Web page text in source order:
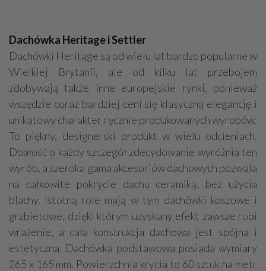
Dachówka Heritage i Settler
Dachówki Heritage są od wielu lat bardzo popularne w
Wielkiej Brytanii, ale od kilku lat przebojem
zdobywają także inne europejskie rynki, ponieważ
wszędzie coraz bardziej ceni się klasyczną elegancję i
unikatowy charakter ręcznie produkowanych wyrobów.
To piękny, designerski produkt w wielu odcieniach.
Dbałość o każdy szczegół zdecydowanie wyróżnia ten
wyrób, a szeroka gama akcesoriów dachowych pozwala
na całkowite pokrycie dachu ceramiką, bez użycia
blachy. Istotną role mają w tym dachówki koszowe i
grzbietowe, dzięki którym uzyskany efekt zawsze robi
wrażenie, a cała konstrukcja dachowa jest spójna i
estetyczna. Dachówka podstawowa posiada wymiary
265 x 165 mm. Powierzchnia krycia to 60 sztuk na metr